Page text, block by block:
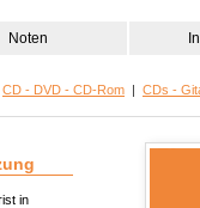
Noten
CD - DVD - CD-Rom | CDs -
in